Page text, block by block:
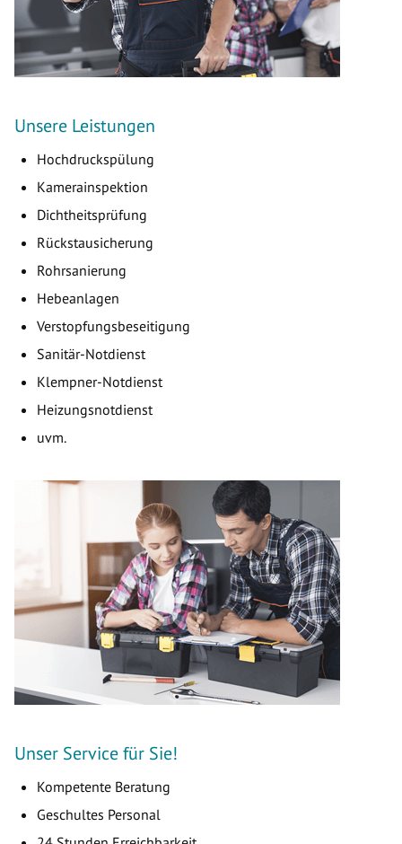
Unsere Leistungen
Hochdruckspülung
Kamerainspektion
Dichtheitsprüfung
Rückstausicherung
Rohrsanierung
Hebeanlagen
Verstopfungsbeseitigung
Sanitär-Notdienst
Klempner-Notdienst
Heizungsnotdienst
uvm.
Unser Service für Sie!
Kompetente Beratung
Geschultes Personal